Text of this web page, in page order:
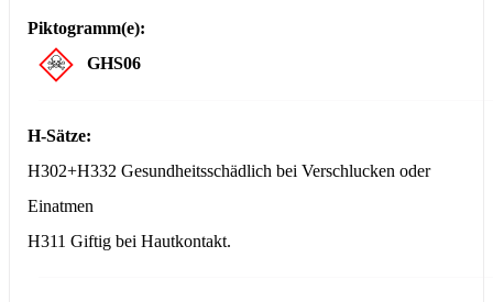
Piktogramm(e):
GHS06
H-Sätze:
H302+H332 Gesundheitsschädlich bei Verschlucken oder
Einatmen
H311 Giftig bei Hautkontakt.